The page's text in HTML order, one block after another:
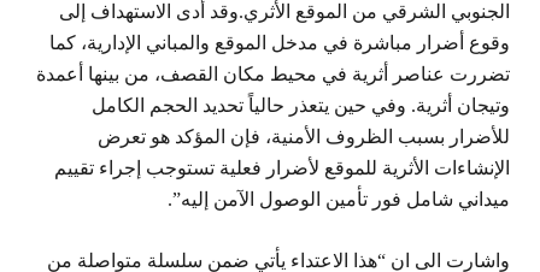
الجنوبي الشرقي من الموقع الأثري.وقد أدى الاستهداف إلى
وقوع أضرار مباشرة في مدخل الموقع والمباني الإدارية، كما
تضررت عناصر أثرية في محيط مكان القصف، من بينها أعمدة
وتيجان أثرية. وفي حين يتعذر حالياً تحديد الحجم الكامل
للأضرار بسبب الظروف الأمنية، فإن المؤكد هو تعرض
الإنشاءات الأثرية للموقع لأضرار فعلية تستوجب إجراء تقييم
ميداني شامل فور تأمين الوصول الآمن إليه”.
واشارت الى ان “هذا الاعتداء يأتي ضمن سلسلة متواصلة من